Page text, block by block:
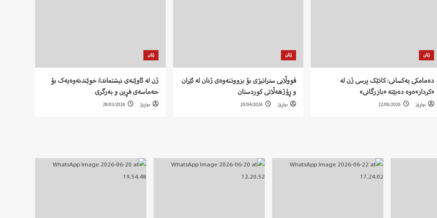
ژنان
دەمامکی یەکسانی: کاتێک پرسی ژن لە
«کردار»ەوە دەبێتە «بازرگانی»
دواڕۆژ 22/06/2026
ژنان
قووڵایی ستراتیژی بۆ بزووتنەوەی ژنان لە ئێران
و ڕۆژهەڵاتی کوردستان
دواڕۆژ 20/04/2026
ژنان
ژن لە ئاوێنەی نیشتماندا: خوێندنەوەیەک بۆ
حەماسەی فڕین و بەرگری
دواڕۆژ 28/03/2026